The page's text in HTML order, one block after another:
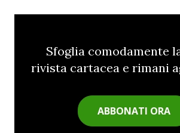
Sfoglia comodamente
rivista cartacea e rimani
ABBONATI ORA